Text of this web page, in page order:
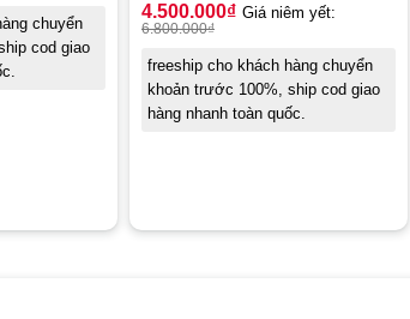
chuyển
cod giao
4.500.000₫ Giá niêm yết:
6.800.000₫
freeship cho khách hàng chuyển
khoản trước 100%, ship cod giao
hàng nhanh toàn quốc.